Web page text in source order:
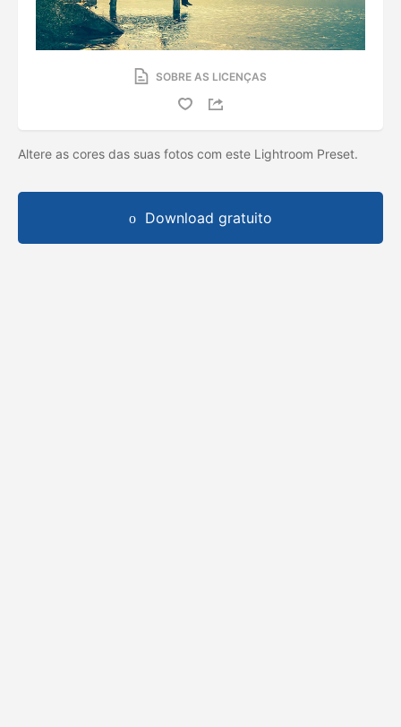
SOBRE AS LICENÇAS
Altere as cores das suas fotos com este Lightroom Preset.
Download gratuito